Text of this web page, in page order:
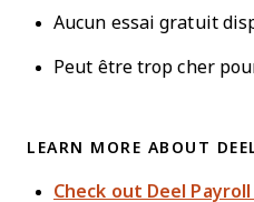
Aucun essai gratuit
Peut être trop cher
LEARN MORE ABOUT
Check out Deel